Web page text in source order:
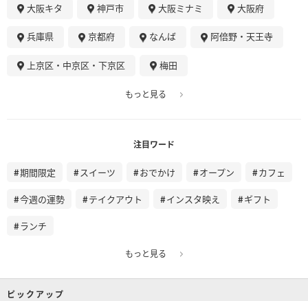
大阪キタ 神戸市 大阪ミナミ 大阪府
兵庫県 京都府 なんば 阿倍野・天王寺
上京区・中京区・下京区 梅田
もっと見る
注目ワード
期間限定 スイーツ おでかけ オープン カフェ
今週の運勢 テイクアウト インスタ映え ギフト
ランチ
もっと見る
ピックアップ